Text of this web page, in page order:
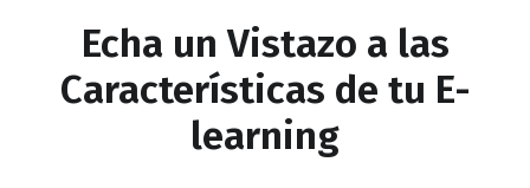
Echa un Vistazo a las
Características de tu E-
learning